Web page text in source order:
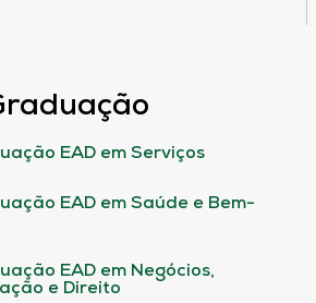
EAD em Serviços
EAD em Saúde e Bem-
EAD em Negócios,
e Direito